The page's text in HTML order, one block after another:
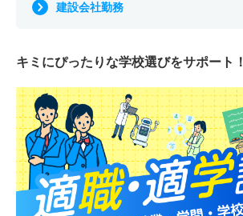
建設会社勤務
キミにぴったりな学校選びをサポート！